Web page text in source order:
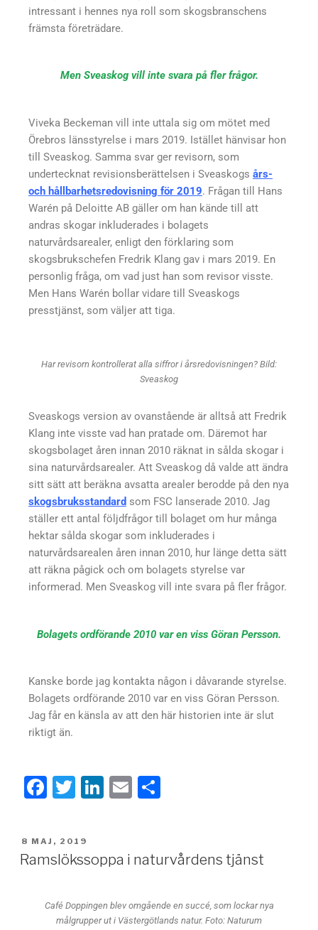
intressant i hennes nya roll som skogsbranschens
främsta företrädare.
Men Sveaskog vill inte svara på fler frågor.
Viveka Beckeman vill inte uttala sig om mötet med
Örebros länsstyrelse i mars 2019. Istället hänvisar hon
till Sveaskog. Samma svar ger revisorn, som
undertecknat revisionsberättelsen i Sveaskogs års-
och hållbarhetsredovisning för 2019. Frågan till Hans
Warén på Deloitte AB gäller om han kände till att
andras skogar inkluderades i bolagets
naturvårdsarealer, enligt den förklaring som
skogsbrukschefen Fredrik Klang gav i mars 2019. En
personlig fråga, om vad just han som revisor visste.
Men Hans Warén bollar vidare till Sveaskogs
presstjänst, som väljer att tiga.
Har revisorn kontrollerat alla siffror i årsredovisningen? Bild:
Sveaskog
Sveaskogs version av ovanstående är alltså att Fredrik
Klang inte visste vad han pratade om. Däremot har
skogsbolaget åren innan 2010 räknat in sålda skogar i
sina naturvårdsarealer. Att Sveaskog då valde att ändra
sitt sätt att beräkna avsatta arealer berodde på den nya
skogsbruksstandard som FSC lanserade 2010. Jag
ställer ett antal följdfrågor till bolaget om hur många
hektar sålda skogar som inkluderades i
naturvårdsarealen åren innan 2010, hur länge detta sätt
att räkna pågick och om bolagets styrelse var
informerad. Men Sveaskog vill inte svara på fler frågor.
Bolagets ordförande 2010 var en viss Göran Persson.
Kanske borde jag kontakta någon i dåvarande styrelse.
Bolagets ordförande 2010 var en viss Göran Persson.
Jag får en känsla av att den här historien inte är slut
riktigt än.
F
c
e
o
o
T
tt
er
Li
e
n
E
8 MAJ, 2019
Ramslökssoppa i naturvårdens tjänst
Café Doppingen blev omgående en succé, som lockar nya
målgrupper ut i Västergötlands natur. Foto: Naturum